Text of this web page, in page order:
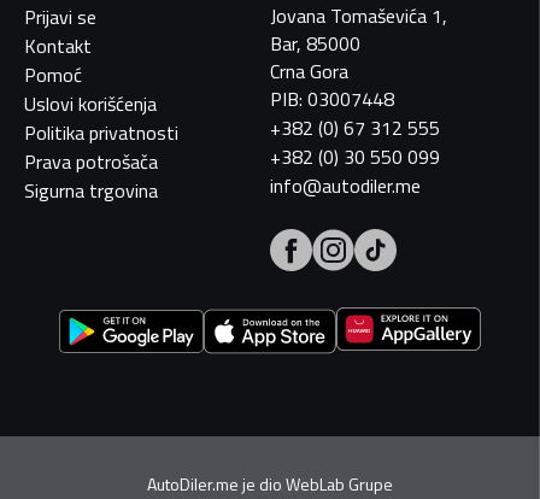
Prijavi se
Kontakt
Pomoć
Uslovi korišćenja
Politika privatnosti
Prava potrošača
Sigurna trgovina
Jovana Tomaševića 1,
Bar, 85000
Crna Gora
PIB: 03007448
+382 (0) 67 312 555
+382 (0) 30 550 099
info@autodiler.me
AutoDiler.me je dioWebLab Grupe